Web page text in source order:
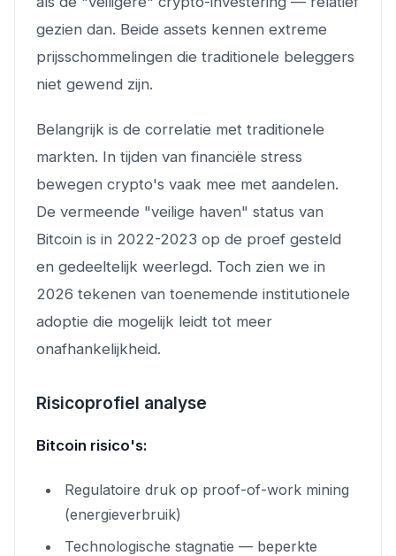
gezien dan. Beide assets kennen extreme
prijsschommelingen die traditionele beleggers
niet gewend zijn.
Belangrijk is de correlatie met traditionele
markten. In tijden van financiële stress
bewegen crypto's vaak mee met aandelen.
De vermeende "veilige haven" status van
Bitcoin is in 2022-2023 op de proef gesteld
en gedeeltelijk weerlegd. Toch zien we in
2026 tekenen van toenemende institutionele
adoptie die mogelijk leidt tot meer
onafhankelijkheid.
Risicoprofiel analyse
Bitcoin risico's:
Regulatoire druk op proof-of-work mining
(energieverbruik)
Technologische stagnatie — beperkte